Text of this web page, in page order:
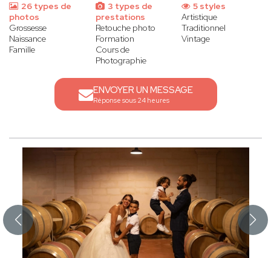
26 types de
photos
Grossesse
Naissance
Famille
3 types de
prestations
Retouche photo
Formation
Cours de
Photographie
5 styles
Artistique
Traditionnel
Vintage
ENVOYER UN MESSAGE
Réponse sous 24 heures